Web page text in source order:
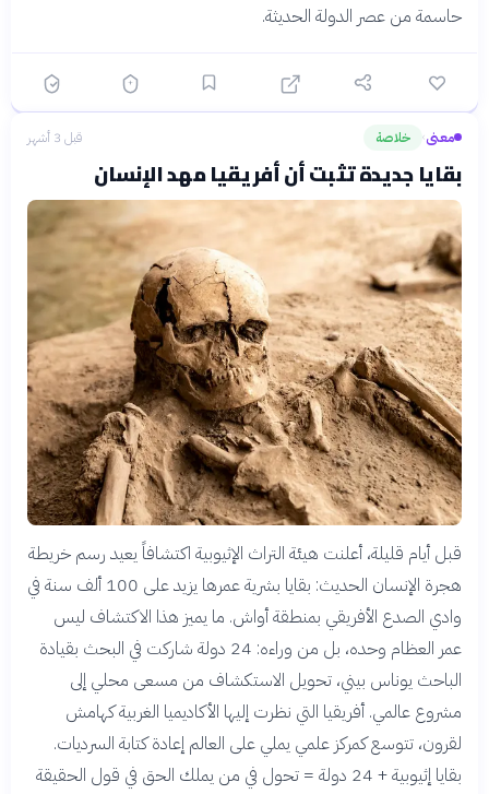
حاسمة من عصر الدولة الحديثة.
معنى› خلاصة قبل 3 أشهر
بقايا جديدة تثبت أن أفريقيا مهد الإنسان
قبل أيام قليلة، أعلنت هيئة التراث الإثيوبية اكتشافاً يعيد رسم خريطة
هجرة الإنسان الحديث: بقايا بشرية عمرها يزيد على 100 ألف سنة في
وادي الصدع الأفريقي بمنطقة أواش. ما يميز هذا الاكتشاف ليس
عمر العظام وحده، بل من وراءه: 24 دولة شاركت في البحث بقيادة
الباحث يوناس بيني، تحويل الاستكشاف من مسعى محلي إلى
مشروع عالمي. أفريقيا التي نظرت إليها الأكاديميا الغربية كهامش
لقرون، تتوسع كمركز علمي يملي على العالم إعادة كتابة السرديات.
بقايا إثيوبية + 24 دولة = تحول في من يملك الحق في قول الحقيقة